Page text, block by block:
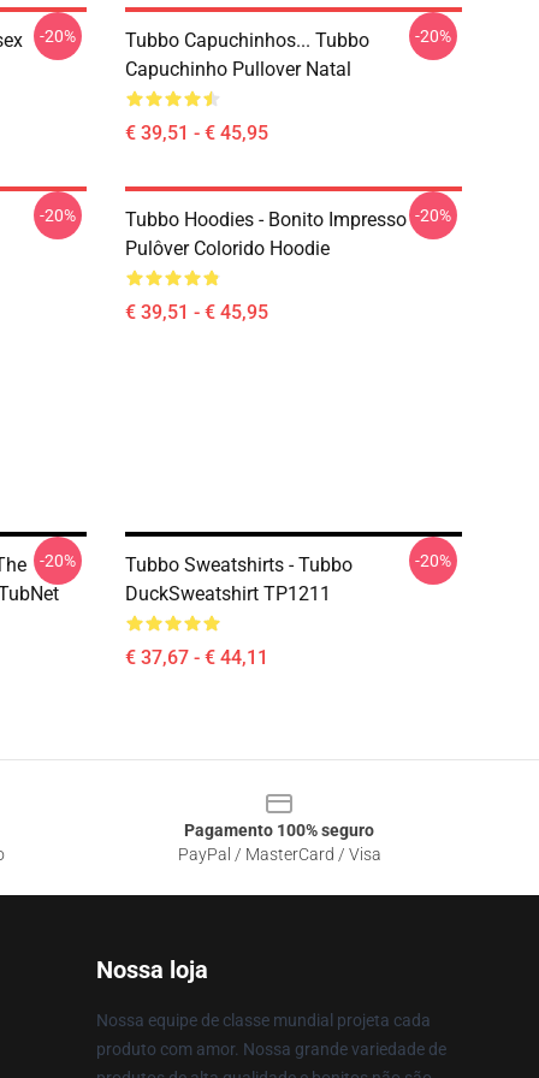
-20%
Tubbo Capuchinhos... Tubbo
Capuchinho Pullover Natal
€ 39,51 - € 45,95
-20%
-20%
Tubbo Hoodies - Bonito Impresso
Pulôver Colorido Hoodie
€ 39,51 - € 45,95
-20%
-20%
Tubbo Sweatshirts - Tubbo
DuckSweatshirt TP1211
€ 37,67 - € 44,11
-20%
Pagamento 100% seguro
PayPal / MasterCard / Visa
Nossa loja
Nossa equipe de classe mundial projeta cada
produto com amor. Nossa grande variedade de